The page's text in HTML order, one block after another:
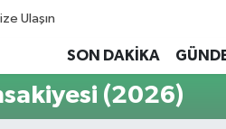
Ulaşın
SON DAKİKA
(2026)